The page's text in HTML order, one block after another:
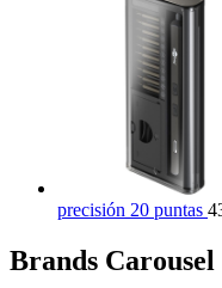
precisión 20 puntas
Brands Carousel